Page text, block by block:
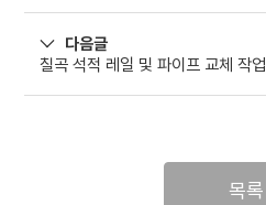
다음글
칠곡 석적 레일 및 파이프 교체 작업
목록